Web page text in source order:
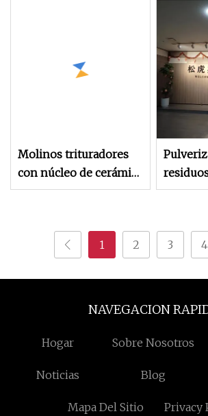
piensos
vacuno
piensos
Hueso
Maíz
Feed
Molinos trituradores
con núcleo de cerámica
y madera de caucho +
metal/
1 2 3 4
NAVEGACION
Hogar Sobre Nosotros
Noticias Blog
Mapa Del Sitio Privacy